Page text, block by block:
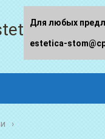
Для любых
estetica-